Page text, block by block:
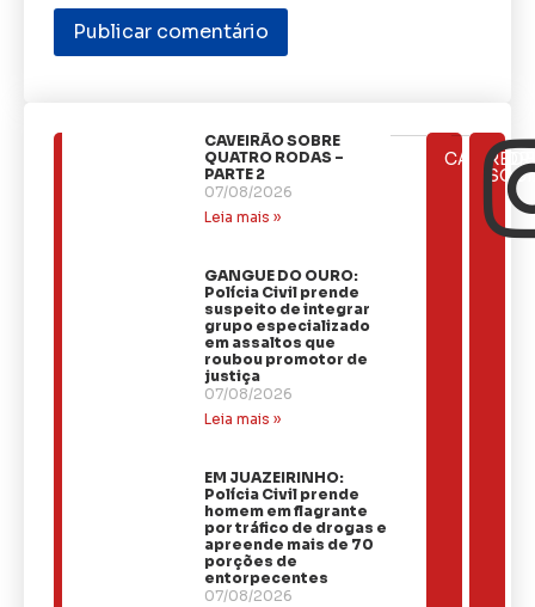
CAVEIRÃO SOBRE
QUATRO RODAS –
PARTE 2
07/08/2026
Leia mais »
GANGUE DO OURO:
Polícia Civil prende
suspeito de integrar
grupo especializado
em assaltos que
roubou promotor de
justiça
07/08/2026
Leia mais »
EM JUAZEIRINHO:
Polícia Civil prende
homem em flagrante
por tráfico de drogas e
apreende mais de 70
porções de
entorpecentes
07/08/2026